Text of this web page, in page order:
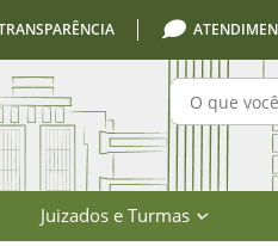
Juizados e Turmas